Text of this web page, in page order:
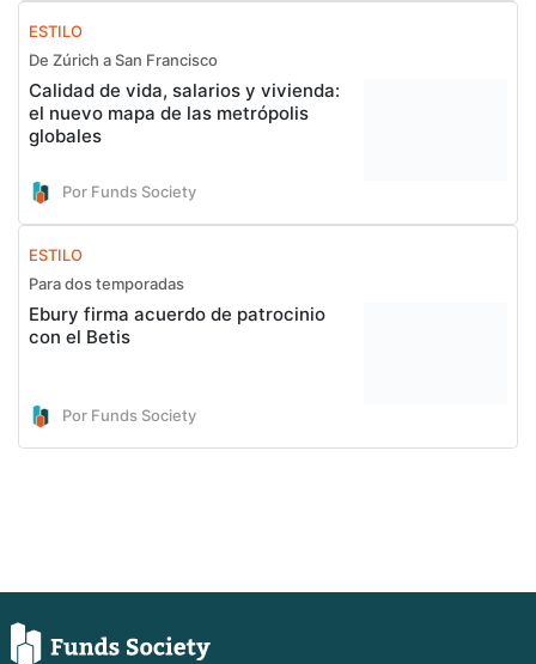
ESTILO
De Zúrich a San Francisco
Calidad de vida, salarios y vivienda:
el nuevo mapa de las metrópolis
globales
Por Funds Society
ESTILO
Para dos temporadas
Ebury firma acuerdo de patrocinio
con el Betis
Por Funds Society